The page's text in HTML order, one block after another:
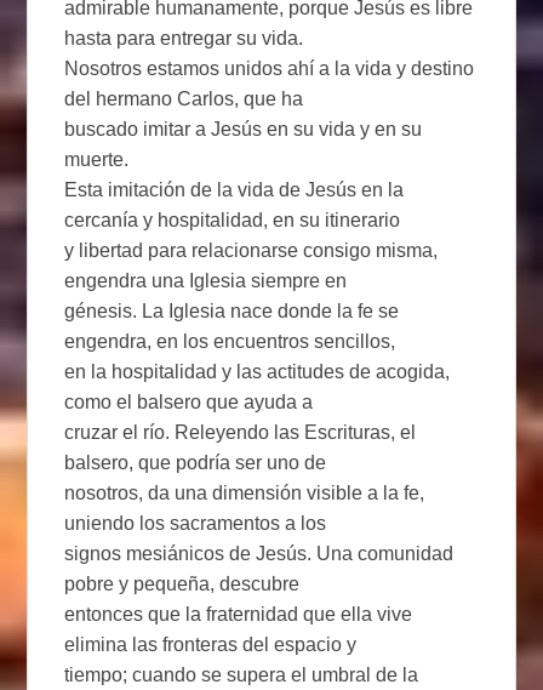
admirable humanamente, porque Jesús es libre
hasta para entregar su vida.
Nosotros estamos unidos ahí a la vida y destino
del hermano Carlos, que ha
buscado imitar a Jesús en su vida y en su
muerte.
Esta imitación de la vida de Jesús en la
cercanía y hospitalidad, en su itinerario
y libertad para relacionarse consigo misma,
engendra una Iglesia siempre en
génesis. La Iglesia nace donde la fe se
engendra, en los encuentros sencillos,
en la hospitalidad y las actitudes de acogida,
como el balsero que ayuda a
cruzar el río. Releyendo las Escrituras, el
balsero, que podría ser uno de
nosotros, da una dimensión visible a la fe,
uniendo los sacramentos a los
signos mesiánicos de Jesús. Una comunidad
pobre y pequeña, descubre
entonces que la fraternidad que ella vive
elimina las fronteras del espacio y
tiempo; cuando se supera el umbral de la